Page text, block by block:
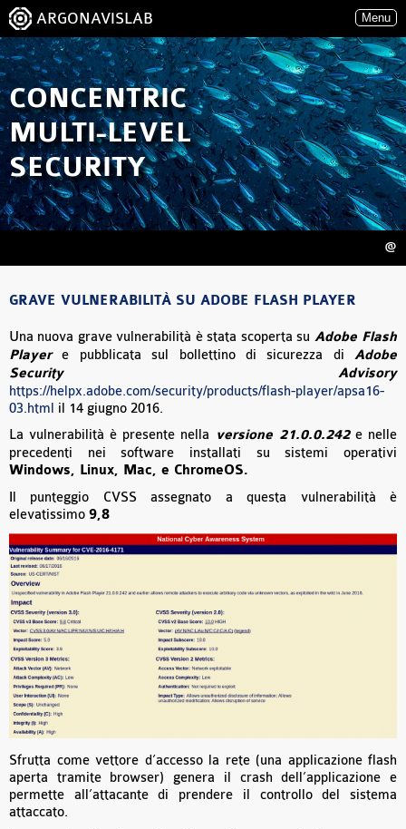
ARGONAVISLAB Menu
CONCENTRIC
MULTI-LEVEL
SECURITY
@
GRAVE VULNERABILITÀ SU ADOBE FLASH PLAYER
Una nuova grave vulnerabilità è stata scoperta su Adobe Flash
Playere pubblicata sul bollettino di sicurezza di Adobe
Security Advisory
https://helpx.adobe.com/security/products/flash-player/apsa16-
03.html il 14 giugno 2016.
La vulnerabilità è presente nella versione 21.0.0.242e nelle
precedenti nei software installati su sistemi operativi
Windows, Linux, Mac, e ChromeOS.
Il punteggio CVSS assegnato a questa vulnerabilità è
elevatissimo 9,8
Sfrutta come vettore d’accesso la rete (una applicazione flash
aperta tramite browser) genera il crash dell’applicazione e
permette all’attacante di prendere il controllo del sistema
attaccato.